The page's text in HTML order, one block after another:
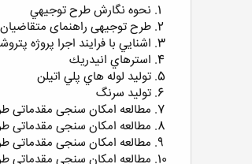
نحوه نگارش طرح توجيهي
طرح توجیهی راهنمای
اشنايي با فرايند اجرا پروژه
استرهاي انيدريك
توليد لوله هاي پلي اتيلن
توليد سرنگ
مطالعه امکان سنجی مقدماتی
مطالعه امکان سنجی مقدماتی
مطالعه امکان سنجی مقدماتی
مطالعه امكان سنجي مقدماتي